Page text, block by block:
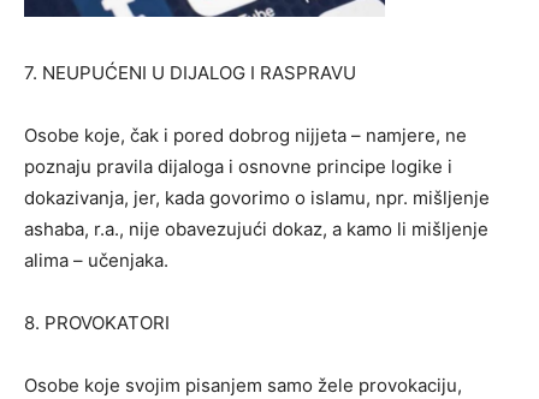
7. NEUPUĆENI U DIJALOG I RASPRAVU
Osobe koje, čak i pored dobrog nijjeta – namjere, ne
poznaju pravila dijaloga i osnovne principe logike i
dokazivanja, jer, kada govorimo o islamu, npr. mišljenje
ashaba, r.a., nije obavezujući dokaz, a kamo li mišljenje
alima – učenjaka.
8. PROVOKATORI
Osobe koje svojim pisanjem samo žele provokaciju,